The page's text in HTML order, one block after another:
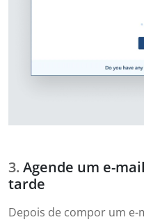
Agende um e-
tarde
Depois de compor um